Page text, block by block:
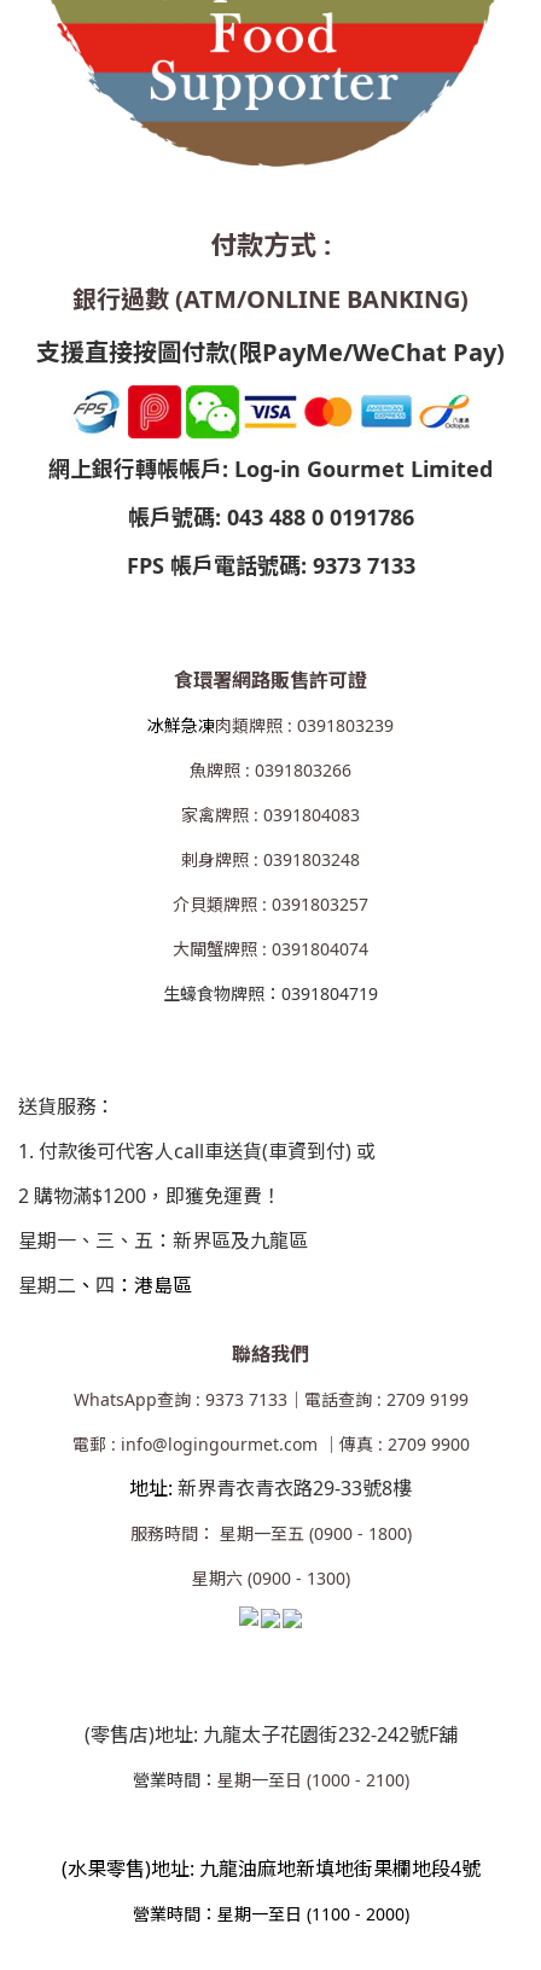
付款方式 :
銀行過數 (ATM/ONLINE BANKING)
支援直接按圖付款(限PayMe/WeChat Pay)
網上銀行轉帳帳戶: Log-in Gourmet Limited
帳戶號碼: 043 488 0 0191786
FPS 帳戶電話號碼: 9373 7133
食環署網路販售許可證
冰鮮急凍肉類牌照 : 0391803239
魚牌照 : 0391803266
家禽牌照 : 0391804083
剌身牌照 : 0391803248
介貝類牌照 : 0391803257
大閘蟹牌照 : 0391804074
生蠔食物牌照：0391804719
送貨服務：
1. 付款後可代客人call車送貨(車資到付) 或
2 購物滿$1200，即獲免運費！
星期一、三、五：新界區及九龍區
星期二 、 四 ：港島區
聯絡我們
WhatsApp查詢 : 9373 7133｜電話查詢 : 2709 9199
電郵 : info@logingourmet.com ｜傳真 : 2709 9900
地址: 新界青衣青衣路29-33號8樓
服務時間： 星期一至五 (0900 - 1800)
星期六 (0900 - 1300)
(零售店)地址: 九龍太子花園街232-242號F舖
營業時間： 星期一至日 (1000 - 2100)
(水果零售)地址: 九龍油麻地新填地街果欄地段4號
營業時間：星期一至日 (1100 - 2000)